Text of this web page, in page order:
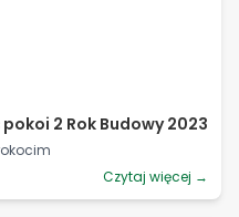
2 Rok Budowy 2023
Czytaj więcej →